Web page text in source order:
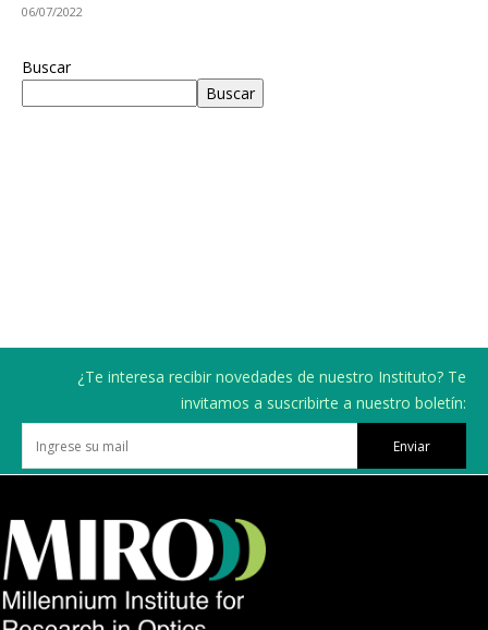
06/07/2022
Buscar
Buscar
¿Te interesa recibir novedades de nuestro Instituto? Te
invitamos a suscribirte a nuestro boletín:
Enviar